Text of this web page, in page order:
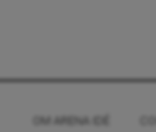
OM ARENA IDÉ